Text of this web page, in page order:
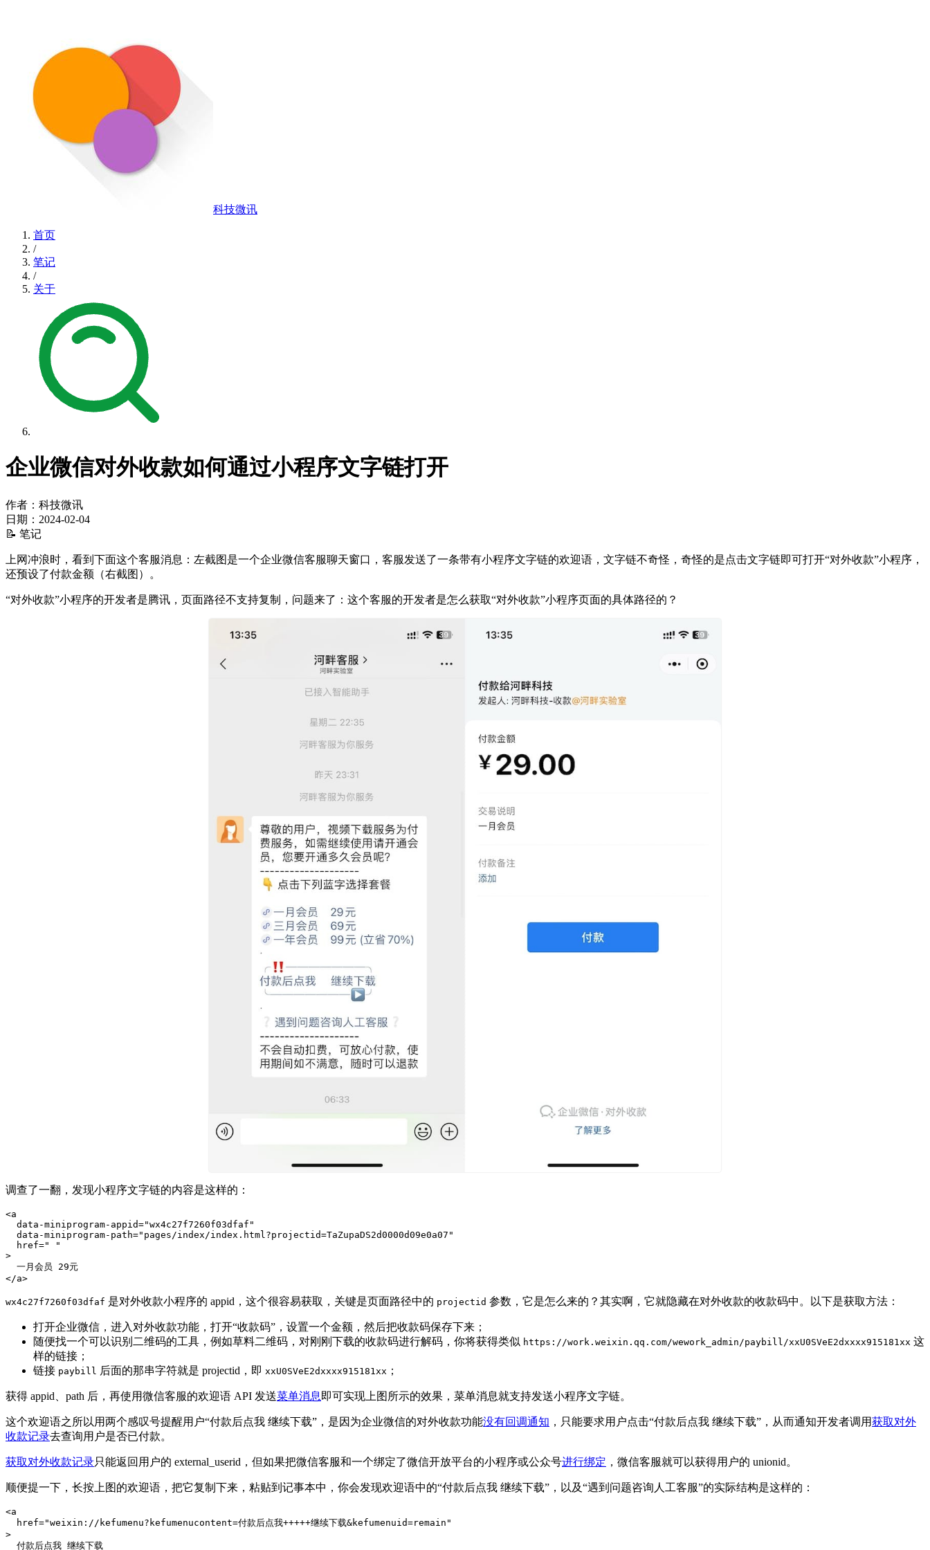
科技微讯
首页
/
笔记
/
关于
企业微信对外收款如何通过小程序文字链打开
作者：科技微讯
日期： 2024-02-04
📝 笔记
上网冲浪时，看到下面这个客服消息：左截图是一个企业微信客服聊天窗口，客服发送了一条带有小程序文字链的欢迎语，文字链不奇怪，奇怪的是点击文字链即可打开“对外收款”小程序，
还预设了付款金额（右截图）。
“对外收款”小程序的开发者是腾讯，页面路径不支持复制，问题来了：这个客服的开发者是怎么获取“对外收款”小程序页面的具体路径的？
调查了一翻，发现小程序文字链的内容是这样的：
<a
data-miniprogram-appid="wx4c27f7260f03dfaf "
data-miniprogram-path=" pages/index/index.html?projectid=TaZupaDS2d0000d09e0a07 "
href="
"
>
</a>
wx4c27f7260f03dfaf 是对外收款小程序的 appid，这个很容易获取，关键是页面路径中的 projectid 参数，它是怎么来的？其实啊，它就隐藏在对外收款的收款码中。以下是获取方法：
打开企业微信，进入对外收款功能，打开“收款码”，设置一个金额，然后把收款码保存下来；
随便找一个可以识别二维码的工具，例如草料二维码，对刚刚下载的收款码进行解码，你将获得类似 https://work.weixin.qq.com/wework_admin/paybill/xxU0SVeE2dxxxx915181xx 这
样的链接；
链接 paybill 后面的那串字符就是 projectid，即 xxU0SVeE2dxxxx915181xx ；
获得 appid、path 后，再使用微信客服的欢迎语 API 发送菜单消息 即可实现上图所示的效果，菜单消息就支持发送小程序文字链。
这个欢迎语之所以用两个感叹号提醒用户“付款后点我 继续下载”，是因为企业微信的对外收款功能没有回调通知 ，只能要求用户点击“付款后点我 继续下载”，从而通知开发者调用获取对外
收款记录去查询用户是否已付款。
获取对外收款记录只能返回用户的 external_userid，但如果把微信客服和一个绑定了微信开放平台的小程序或公众号进行绑定 ，微信客服就可以获得用户的 unionid。
顺便提一下，长按上图的欢迎语，把它复制下来，粘贴到记事本中，你会发现欢迎语中的“付款后点我 继续下载”，以及“遇到问题咨询人工客服”的实际结构是这样的：
<a
href="weixin://kefumenu?kefumenucontent=付款后点我+++++继续下载&kefumenuid=remain "
>